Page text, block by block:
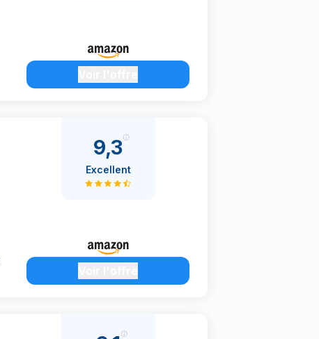
9,3
Excellent